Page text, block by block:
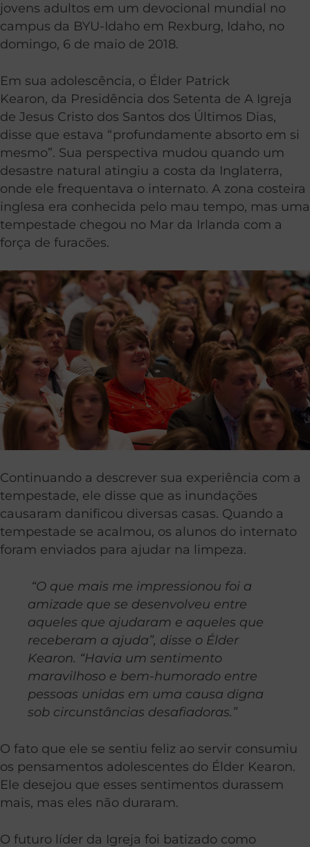
jovens adultos em um devocional mundial no
campus da BYU-Idaho em Rexburg, Idaho, no
domingo, 6 de maio de 2018.
Em sua adolescência, o Élder Patrick
Kearon, da Presidência dos Setenta de A Igreja
de Jesus Cristo dos Santos dos Últimos Dias,
disse que estava “profundamente absorto em si
mesmo”. Sua perspectiva mudou quando um
desastre natural atingiu a costa da Inglaterra,
onde ele frequentava o internato. A zona costeira
inglesa era conhecida pelo mau tempo, mas uma
tempestade chegou no Mar da Irlanda com a
força de furacões.
Continuando a descrever sua experiência com a
tempestade, ele disse que as inundações
causaram danificou diversas casas. Quando a
tempestade se acalmou, os alunos do internato
foram enviados para ajudar na limpeza.
“O que mais me impressionou foi a
amizade que se desenvolveu entre
aqueles que ajudaram e aqueles que
receberam a ajuda”, disse o Élder
Kearon. “Havia um sentimento
maravilhoso e bem-humorado entre
pessoas unidas em uma causa digna
sob circunstâncias desafiadoras.”
O fato que ele se sentiu feliz ao servir consumiu
os pensamentos adolescentes do Élder Kearon.
Ele desejou que esses sentimentos durassem
mais, mas eles não duraram.
O futuro líder da Igreja foi batizado como